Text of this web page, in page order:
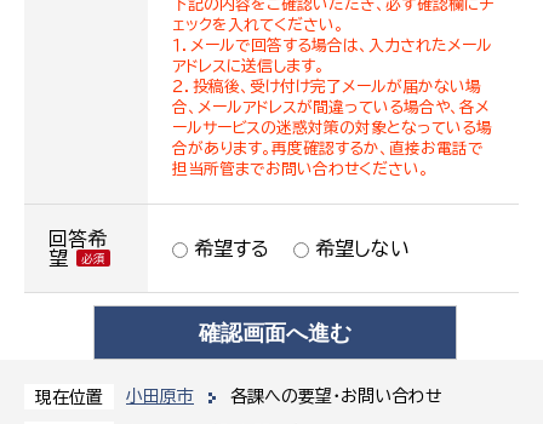
現在位置 小田原市 各課への要望・お問い合わせ
下記の内容をご確認いただき、必ず確認欄にチ
ェックを入れてください。
１．メールで回答する場合は、入力されたメール
アドレスに送信します。
２．投稿後、受け付け完了メールが届かない場
合、メールアドレスが間違っている場合や、各メ
ールサービスの迷惑対策の対象となっている場
合があります。再度確認するか、直接お電話で
担当所管までお問い合わせください。
回答希
望
希望する 希望しない